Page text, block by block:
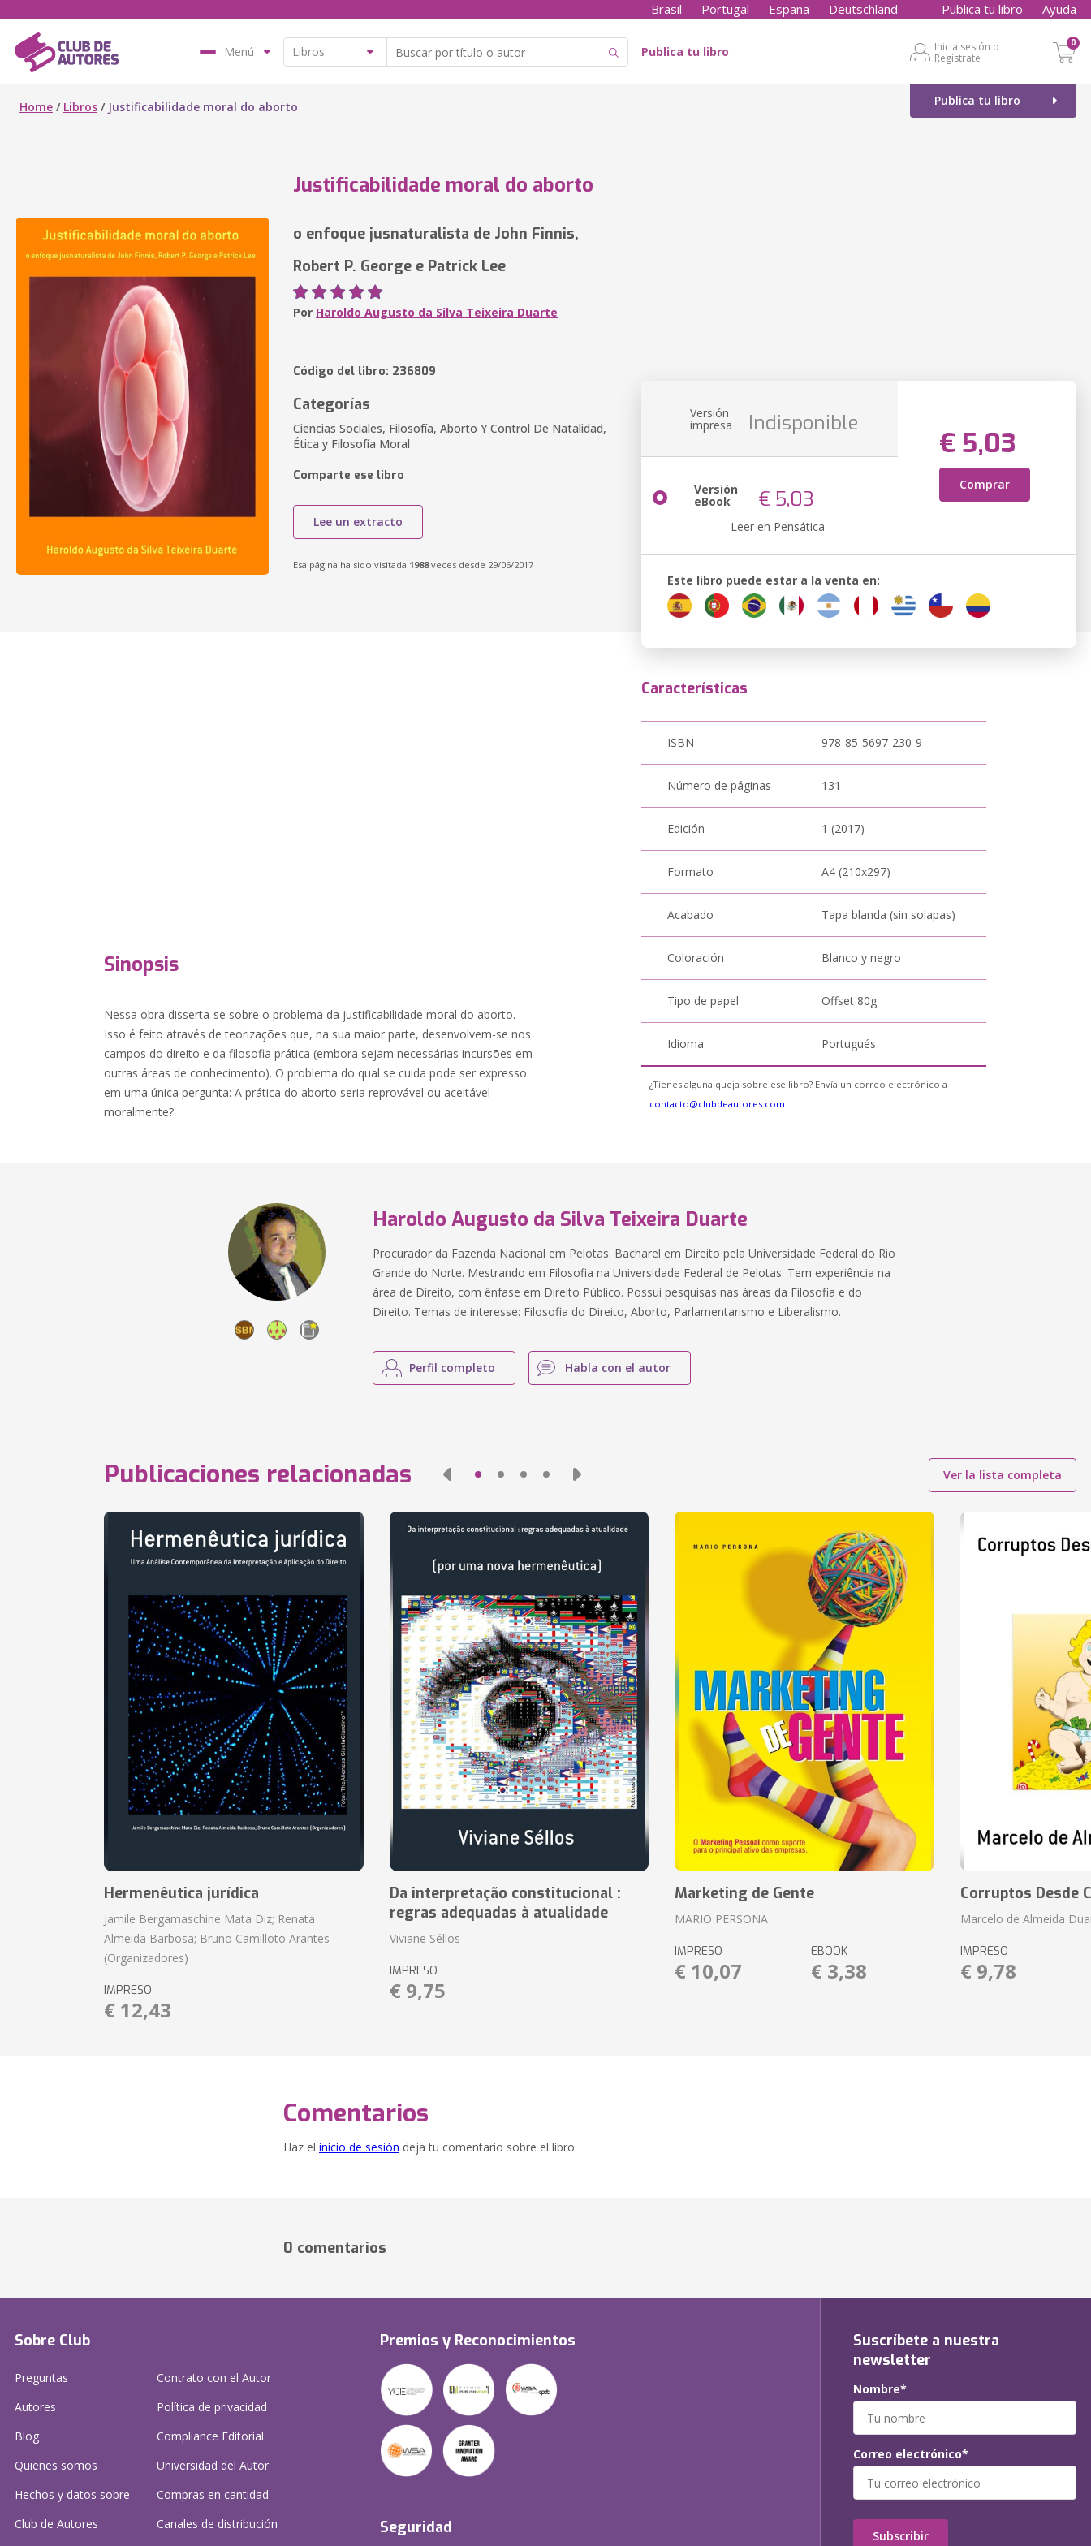
Brasil Portugal España Deutschland - Publica tu libro Ayuda
Menú Publica tu libro
Inicia sesión o
Regístrate
0
Publica tu libro
Home / Libros / Justificabilidade moral do aborto
Justificabilidade moral do aborto
o enfoque jusnaturalista de John Finnis,
Robert P. George e Patrick Lee
Por Haroldo Augusto da Silva Teixeira Duarte
Código del libro: 236809
Categorías
Ciencias Sociales, Filosofía, Aborto Y Control De Natalidad,
Ética y Filosofía Moral
Comparte ese libro
Lee un extracto
Esa página ha sido visitada 1988veces desde 29/06/2017
Versión
impresa Indisponible
€ 5,03
Comprar
Versión
eBook € 5,03
Leer en Pensática
Este libro puede estar a la venta en:
Sinopsis
Nessa obra disserta-se sobre o problema da justificabilidade moral do aborto.
Isso é feito através de teorizações que, na sua maior parte, desenvolvem-se nos
campos do direito e da filosofia prática (embora sejam necessárias incursões em
outras áreas de conhecimento). O problema do qual se cuida pode ser expresso
em uma única pergunta: A prática do aborto seria reprovável ou aceitável
moralmente?
Características
ISBN 978-85-5697-230-9
Número de páginas 131
Edición 1 (2017)
Formato A4 (210x297)
Acabado Tapa blanda (sin solapas)
Coloración Blanco y negro
Tipo de papel Offset 80g
Idioma Portugués
¿Tienes alguna queja sobre ese libro? Envía un correo electrónico a
contacto@clubdeautores.com
Haroldo Augusto da Silva Teixeira Duarte
Procurador da Fazenda Nacional em Pelotas. Bacharel em Direito pela Universidade Federal do Rio
Grande do Norte. Mestrando em Filosofia na Universidade Federal de Pelotas. Tem experiência na
área de Direito, com ênfase em Direito Público. Possui pesquisas nas áreas da Filosofia e do
Direito. Temas de interesse: Filosofia do Direito, Aborto, Parlamentarismo e Liberalismo.
Perfil completo Habla con el autor
Publicaciones relacionadas Ver la lista completa
Hermenêutica jurídica
Jamile Bergamaschine Mata Diz; Renata
Almeida Barbosa; Bruno Camilloto Arantes
(Organizadores)
IMPRESO
€ 12,43
Da interpretação constitucional :
regras adequadas à atualidade
Viviane Séllos
IMPRESO
€ 9,75
Marketing de Gente
MARIO PERSONA
IMPRESO
€ 10,07
EBOOK
€ 3,38
Corruptos Desde
Marcelo de Almeida
IMPRESO
€ 9,78
Comentarios
Haz el inicio de sesión deja tu comentario sobre el libro.
0 comentarios
Sobre Club
Preguntas
Autores
Blog
Quienes somos
Hechos y datos sobre
Club de Autores
Contrato con el Autor
Política de privacidad
Compliance Editorial
Universidad del Autor
Compras en cantidad
Canales de distribución
Premios y Reconocimientos
Seguridad
Suscríbete a nuestra
newsletter
Nombre*
Correo electrónico*
Subscribir